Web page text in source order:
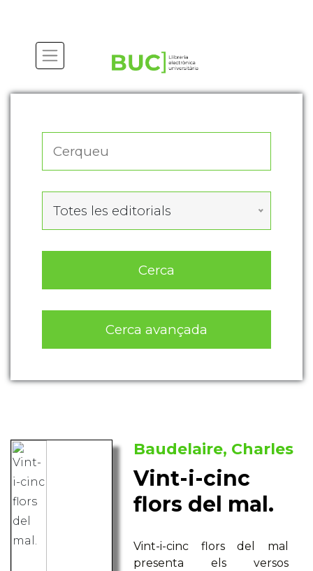
Totes les editorials
Cerca
Cerca avançada
Baudelaire, Charles
Vint-i-cinc
flors del mal.
Vint-i-cinc flors del mal
presenta els versos